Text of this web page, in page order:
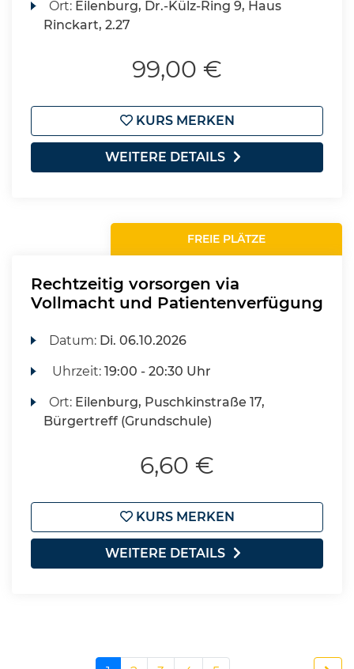
Ort: Eilenburg, Dr.-Külz-Ring 9, Haus
Rinckart, 2.27
99,00 €
KURS MERKEN
WEITERE DETAILS
FREIE PLÄTZE
Rechtzeitig vorsorgen via
Vollmacht und Patientenverfügung
Datum: Di. 06.10.2026
Uhrzeit:19:00 - 20:30 Uhr
Ort: Eilenburg, Puschkinstraße 17,
Bürgertreff (Grundschule)
6,60 €
KURS MERKEN
WEITERE DETAILS